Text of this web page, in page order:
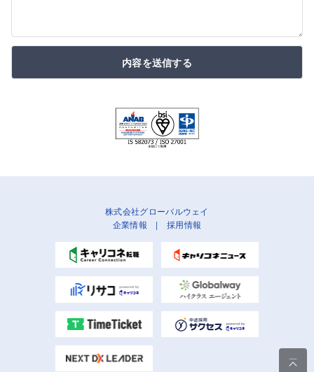
内容を送信する
株式会社グローバルウェイ
企業情報 | 採用情報
